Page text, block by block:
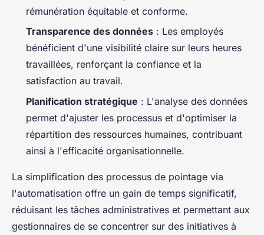
rémunération équitable et conforme.
Transparence des données : Les employés
bénéficient d'une visibilité claire sur leurs heures
travaillées, renforçant la confiance et la
satisfaction au travail.
Planification stratégique : L'analyse des données
permet d'ajuster les processus et d'optimiser la
répartition des ressources humaines, contribuant
ainsi à l'efficacité organisationnelle.
La simplification des processus de pointage via
l'automatisation offre un gain de temps significatif,
réduisant les tâches administratives et permettant aux
gestionnaires de se concentrer sur des initiatives à